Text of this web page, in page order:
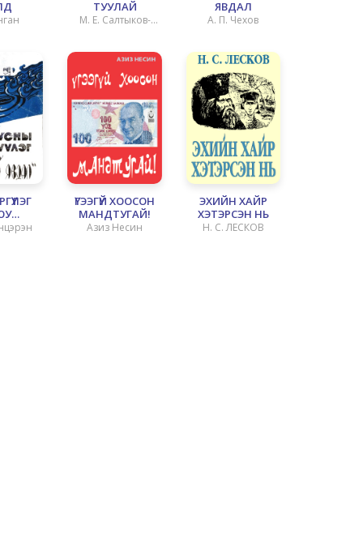
ТУУЛАЙ
М. Е. Салтыков-
ЯВДАЛ
А. П. Чехов
ҮГЭЭГҮЙ ХООСОН
МАНДТУГАЙ!
Азиз Несин
ЭХИЙН ХАЙР
ХЭТЭРСЭН НЬ
Н. С. ЛЕСКОВ